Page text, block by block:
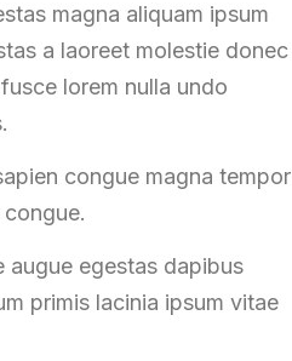
magna aliquam ipsum
a laoreet molestie donec
lorem nulla undo
congue magna tempor
augue egestas dapibus
primis lacinia ipsum vitae